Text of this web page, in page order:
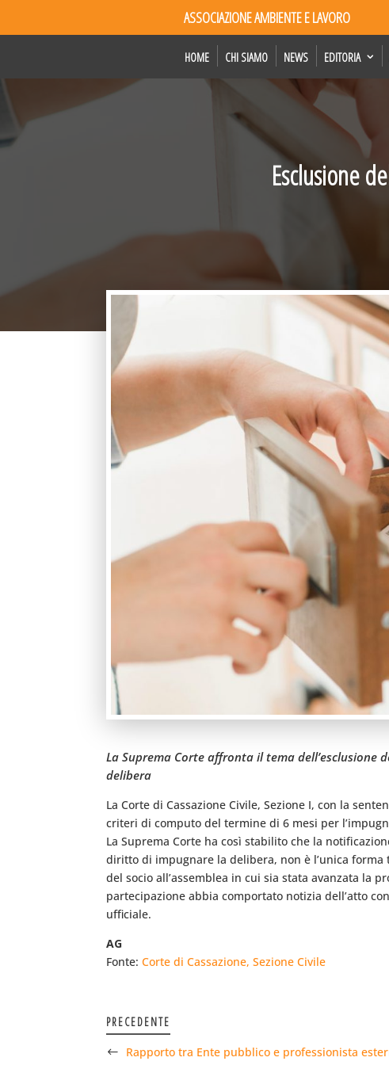
ASSOCIAZIONE AMBIENTE E LAVORO
HOME CHI SIAMO NEWS EDITORIA
Esclusione
La Suprema Corte affronta il tema dell’esclusione
delibera
La Corte di Cassazione Civile, Sezione I, con la
criteri di computo del termine di 6 mesi per
La Suprema Corte ha così stabilito che la
diritto di impugnare la delibera, non è l’unica
del socio all’assemblea in cui sia stata avanzata la
partecipazione abbia comportato notizia dell’atto
ufficiale.
AG
Fonte:Corte di Cassazione, Sezione Civile
PRECEDENTE
Rapporto tra Ente pubblico e professionista